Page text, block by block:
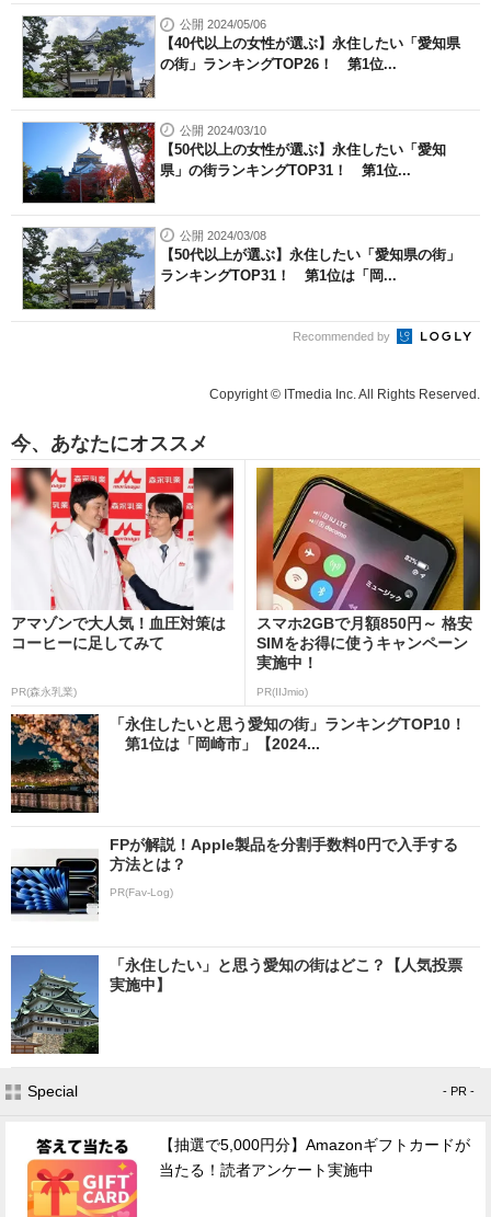
公開 2024/05/06
【40代以上の女性が選ぶ】永住したい「愛知県
の街」ランキングTOP26！ 第1位...
公開 2024/03/10
【50代以上の女性が選ぶ】永住したい「愛知
県」の街ランキングTOP31！ 第1位...
公開 2024/03/08
【50代以上が選ぶ】永住したい「愛知県の街」
ランキングTOP31！ 第1位は「岡...
Recommended by
Copyright © ITmedia Inc. All Rights Reserved.
今、あなたにオススメ
アマゾンで大人気！血圧対策は
コーヒーに足してみて
PR(森永乳業)
スマホ2GBで月額850円～ 格安
SIMをお得に使うキャンペーン
実施中！
PR(IIJmio)
「永住したいと思う愛知の街」ランキングTOP10！
第1位は「岡崎市」【2024...
FPが解説！Apple製品を分割手数料0円で入手する
方法とは？
PR(Fav-Log)
「永住したい」と思う愛知の街はどこ？【人気投票
実施中】
Special - PR -
【抽選で5,000円分】Amazonギフトカードが
当たる！読者アンケート実施中